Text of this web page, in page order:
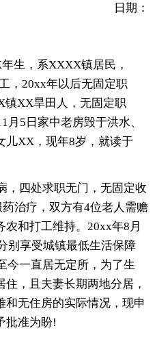
日期：
生，系XXXX镇居民，
，20xx年以后无固定职
XX旱田人，无固定职
5日家中老房毁于洪水、
儿XX，现年8岁，就读于
，四处求职无门，无固定收
治疗，双方有4位老人需赡
和打工维持。20xx年8月
别享受城镇最低生活保障
今一直居无定所，为了生
，且夫妻长期两地分居，
和无住房的实际情况，现申
批准为盼!